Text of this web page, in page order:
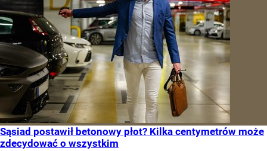
Sąsiad postawił betonowy płot? Kilka centymetrów może
zdecydować o wszystkim